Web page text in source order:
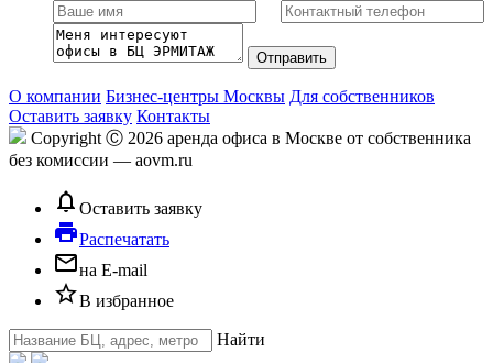
О компании Бизнес-центры Москвы Для собственников
Оставить заявку Контакты
Copyright Ⓒ 2026 аренда офиса в Москве от собственника
без комиссии — aovm.ru
notifications_none Оставить заявку
local_printshopРаспечатать
mail_outlineна E-mail
star_borderВ избранное
Найти